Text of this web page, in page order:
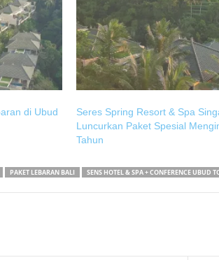
di Ubud
Seres Spring Resort & Spa
Luncurkan Paket Spesial
Tahun
PAKET LEBARAN BALI SENS HOTEL & SPA + CONFERENCE UBUD